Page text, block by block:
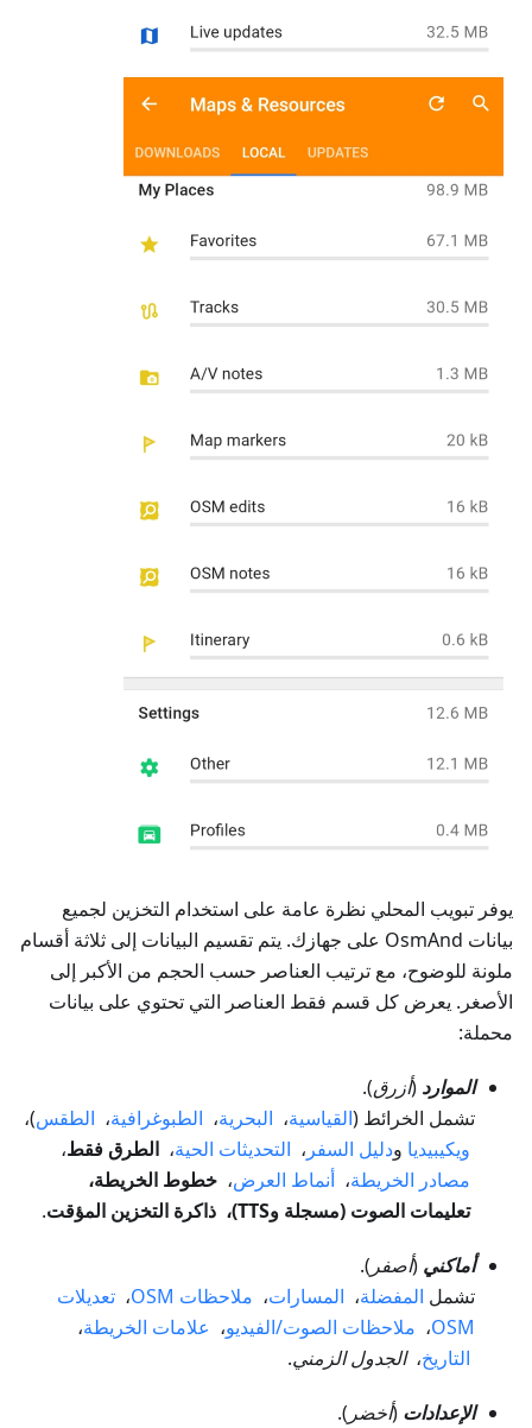
يوفر تبويب المحلي نظرة عامة على استخدام التخزين لجميع
بيانات OsmAnd على جهازك. يتم تقسيم البيانات إلى ثلاثة أقسام
ملونة للوضوح، مع ترتيب العناصر حسب الحجم من الأكبر إلى
الأصغر. يعرض كل قسم فقط العناصر التي تحتوي على بيانات
محملة:
الموارد (أزرق).
تشمل الخرائط (القياسية، البحرية، الطبوغرافية، الطقس)،
ويكيبيديا ودليل السفر ، التحديثات الحية، الطرق فقط،
مصادر الخريطة، أنماط العرض، خطوط الخريطة،
تعليمات الصوت (مسجلة وTTS)، ذاكرة التخزين المؤقت
.
أماكني (أصفر ).
تشمل المفضلة، المسارات، ملاحظات OSM ، تعديلات
OSM، ملاحظات الصوت/الفيديو، علامات الخريطة،
التاريخ،الجدول الزمني.
الإعدادات (أخضر ).